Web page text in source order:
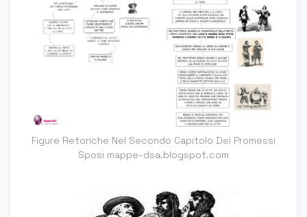
Figure Retoriche Nel Secondo Capitolo Dei Promessi
Sposi mappe-dsa.blogspot.com